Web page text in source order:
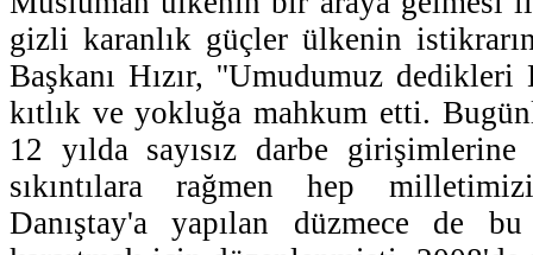
gizli karanlık güçler ülkenin
Başkanı Hızır, ''Umudumuz
kıtlık ve yokluğa mahkum etti.
12 yılda sayısız darbe
sıkıntılara rağmen hep
Danıştay'a yapılan düzmece de